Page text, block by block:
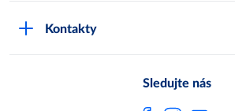
Track & trace
Kontakty
Sledujte nás